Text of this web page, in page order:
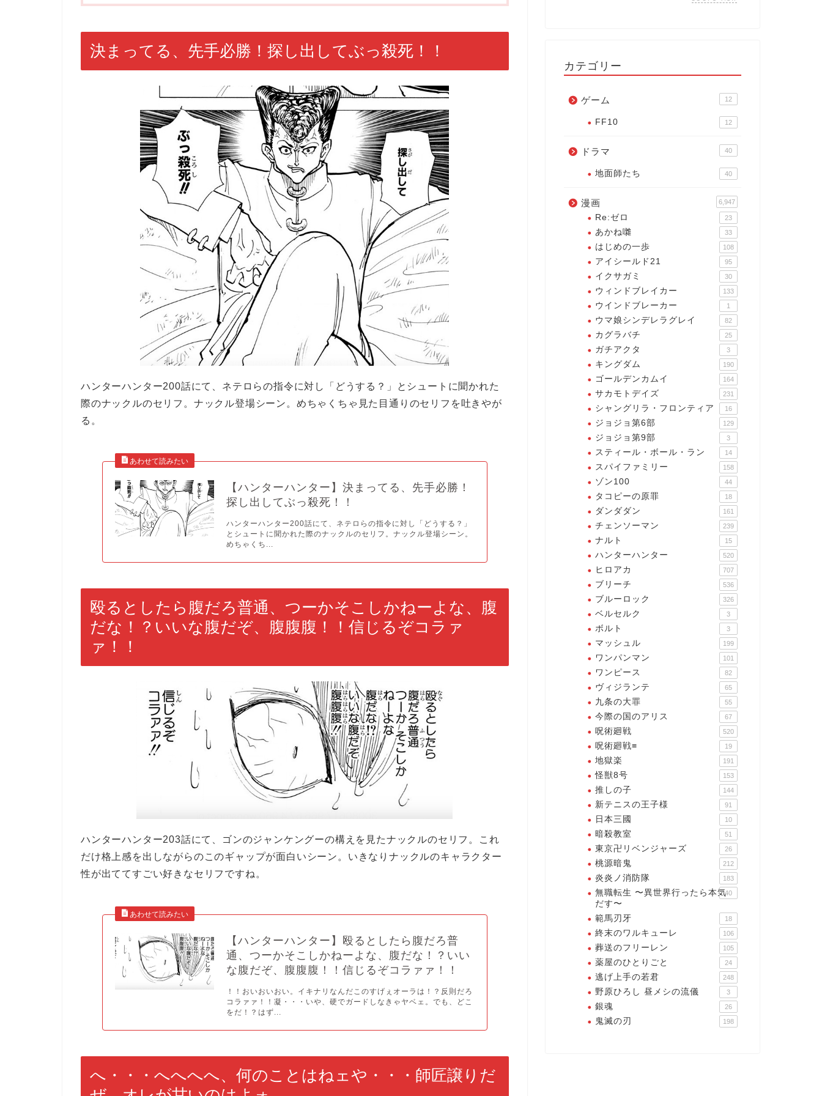
決まってる、先手必勝！探し出してぶっ殺死！！
ハンターハンター200話にて、ネテロらの指令に対し「どうする？」とシュートに聞かれた
際のナックルのセリフ。ナックル登場シーン。めちゃくちゃ見た目通りのセリフを吐きやが
る。
【ハンターハンター】決まってる、先手必勝！
探し出してぶっ殺死！！
ハンターハンター200話にて、ネテロらの指令に対し「どうする？」
とシュートに聞かれた際のナックルのセリフ。ナックル登場シーン。
めちゃくち...
殴るとしたら腹だろ普通、つーかそこしかねーよな、腹
だな！？いいな腹だぞ、腹腹腹！！信じるぞコラァ
ァ！！
ハンターハンター203話にて、ゴンのジャンケングーの構えを見たナックルのセリフ。これ
だけ格上感を出しながらのこのギャップが面白いシーン。いきなりナックルのキャラクター
性が出ててすごい好きなセリフですね。
【ハンターハンター】殴るとしたら腹だろ普
通、つーかそこしかねーよな、腹だな！？いい
な腹だぞ、腹腹腹！！信じるぞコラァァ！！
！！おいおいおい。イキナリなんだこのすげぇオーラは！？反則だろ
コラァァ！！凝・・・いや、硬でガードしなきゃヤベェ。でも、どこ
をだ！？はず...
へ・・・へへへへ、何のことはねェや・・・師匠譲りだ
カテゴリー
ゲーム 12
FF10 12
ドラマ 40
地面師たち 40
漫画 6,947
Re:ゼロ 23
あかね囃 33
はじめの一歩 108
アイシールド21 95
イクサガミ 30
ウィンドブレイカー 133
ウインドブレーカー 1
ウマ娘シンデレラグレイ 82
カグラバチ 25
ガチアクタ 3
キングダム 190
ゴールデンカムイ 164
サカモトデイズ 231
シャングリラ・フロンティア 16
ジョジョ第6部 129
ジョジョ第9部 3
スティール・ボール・ラン 14
スパイファミリー 158
ゾン100 44
タコピーの原罪 18
ダンダダン 161
チェンソーマン 239
ナルト 15
ハンターハンター 520
ヒロアカ 707
ブリーチ 536
ブルーロック 326
ベルセルク 3
ボルト 3
マッシュル 199
ワンパンマン 101
ワンピース 82
ヴィジランテ 65
九条の大罪 55
今際の国のアリス 67
呪術廻戦 520
呪術廻戦≡ 19
地獄楽 191
怪獣8号 153
推しの子 144
新テニスの王子様 91
日本三國 10
暗殺教室 51
東京卍リベンジャーズ 26
桃源暗鬼 212
炎炎ノ消防隊 183
無職転生 〜異世界行ったら本気
だす〜
40
範馬刃牙 18
終末のワルキューレ 106
葬送のフリーレン 105
薬屋のひとりごと 24
逃げ上手の若君 248
野原ひろし 昼メシの流儀 3
銀魂 26
鬼滅の刃 198